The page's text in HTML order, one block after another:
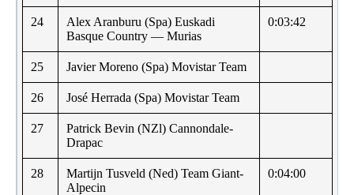
24
Alex Aranburu (Spa) Euskadi
Basque Country — Murias
0:03:42
25 Javier Moreno (Spa) Movistar Team
26 José Herrada (Spa) Movistar Team
27
Patrick Bevin (NZl) Cannondale-
Drapac
28
Martijn Tusveld (Ned) Team Giant-
Alpecin
0:04:00